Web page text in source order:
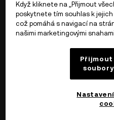
Více o OKX Peněžence
Když kliknete na „Přijmout
poskytnete tím souhlas k
což pomáhá s navigací na
našimi marketingovými
Přijmout